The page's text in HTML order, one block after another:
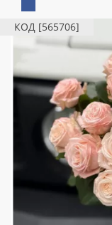
КОД [565706]